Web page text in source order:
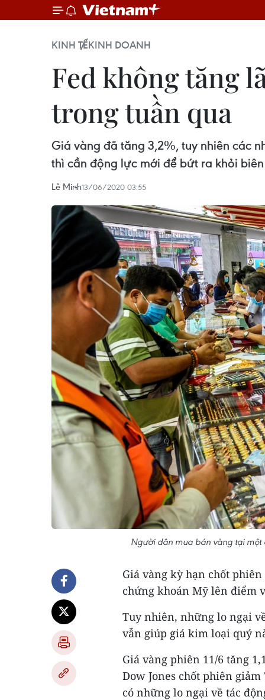
KINH TẾKINH DOANH
Fed không tăng
trong tuần qua
Giá vàng đã tăng 3,2%, tuy nhiên các
thì cần động lực mới để bứt ra khỏi
Lê Minh13/06/2020 03:55
Người dân mua bán vàng tại một
Giá vàng kỳ hạn chốt
chứng khoán Mỹ lên điểm
Tuy nhiên, những lo ngại
vẫn giúp giá kim loại quý
Giá vàng phiên 11/6 tăng
Dow Jones chốt phiên
có những lo ngại về tác